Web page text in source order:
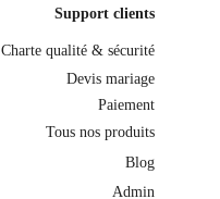
Support clients
Blog
Charte qualité & sécurité
Tous nos produits
Devis mariage
Paiement
Admin